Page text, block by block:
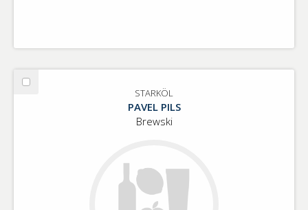
Välj
STARKÖL
PAVEL PILS
Brewski